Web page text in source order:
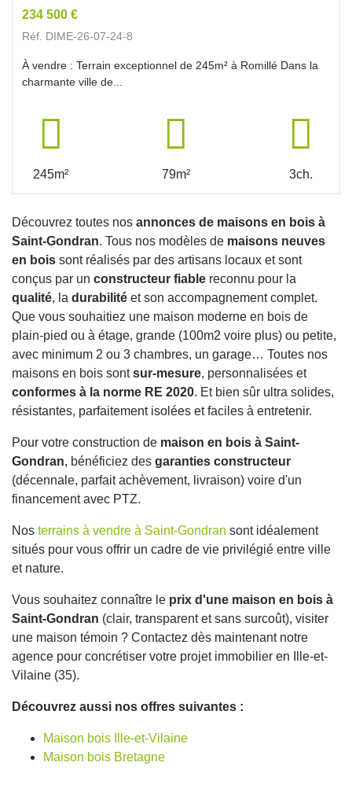
234 500 €
Réf. DIME-26-07-24-8
À vendre : Terrain exceptionnel de 245m² à Romillé Dans la
charmante ville de...
245m² 79m² 3ch.
Découvrez toutes nos annonces de maisons en bois à
Saint-Gondran. Tous nos modèles de maisons neuves
en bois sont réalisés par des artisans locaux et sont
conçus par un constructeur fiable reconnu pour la
qualité, la durabilité et son accompagnement complet.
Que vous souhaitiez une maison moderne en bois de
plain-pied ou à étage, grande (100m2 voire plus) ou petite,
avec minimum 2 ou 3 chambres, un garage… Toutes nos
maisons en bois sontsur-mesure, personnalisées et
conformes à la norme RE 2020. Et bien sûr ultra solides,
résistantes, parfaitement isolées et faciles à entretenir.
Pour votre construction de maison en bois à Saint-
Gondran, bénéficiez des garanties constructeur
(décennale, parfait achèvement, livraison) voire d'un
financement avec PTZ.
Nos terrains à vendre à Saint-Gondran sont idéalement
situés pour vous offrir un cadre de vie privilégié entre ville
et nature.
Vous souhaitez connaître le prix d'une maison en bois à
Saint-Gondran (clair, transparent et sans surcoût), visiter
une maison témoin ? Contactez dès maintenant notre
agence pour concrétiser votre projet immobilier en Ille-et-
Vilaine (35).
Découvrez aussi nos offres suivantes :
Maison bois Ille-et-Vilaine
Maison bois Bretagne